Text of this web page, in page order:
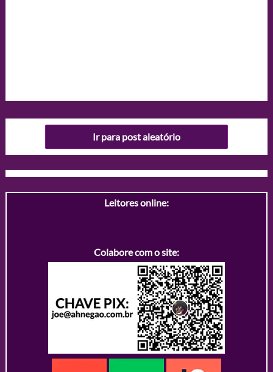
Ir para post aleatório
Leitores online:
Colabore com o site: